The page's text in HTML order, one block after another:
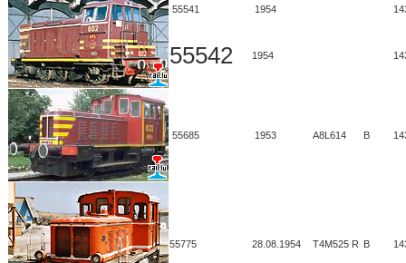
55541 1954
55542 1954
55685 1953 A8L614 B
55775 28.08.1954 T4M525 R B